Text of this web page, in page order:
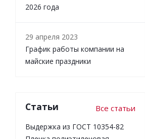
2026 года
29 апреля 2023
График работы компании на
майские праздники
Статьи Все статьи
Выдержка из ГОСТ 10354-82